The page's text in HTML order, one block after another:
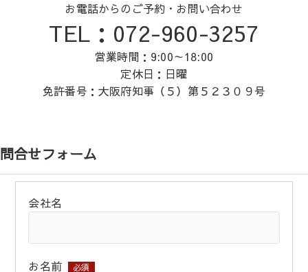
お電話からのご予約・お問い合わせ
TEL：072-960-3257
営業時間：9:00～18:00
定休日：日曜
免許番号：大阪府知事（５）第５２３０９号
問合せフォーム
会社名
お名前 必須